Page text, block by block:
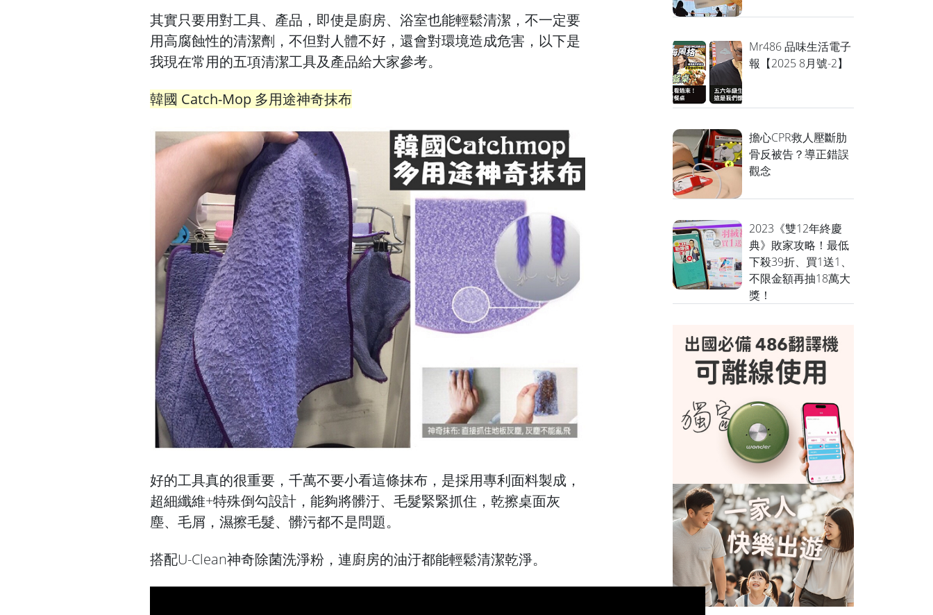
其實只要用對工具、產品，即使是廚房、浴室也能輕鬆清潔，不一定要
用高腐蝕性的清潔劑，不但對人體不好，還會對環境造成危害，以下是
我現在常用的五項清潔工具及產品給大家參考。
韓國 Catch-Mop 多用途神奇抹布
好的工具真的很重要，千萬不要小看這條抹布，是採用專利面料製成，
超細纖維+特殊倒勾設計，能夠將髒汙、毛髮緊緊抓住，乾擦桌面灰
塵、毛屑，濕擦毛髮、髒污都不是問題。
搭配U-Clean神奇除菌洗淨粉，連廚房的油汙都能輕鬆清潔乾淨。
Mr486 品味生活電子
報【2025 8月號-2】
擔心CPR救人壓斷肋
骨反被告？導正錯誤
觀念
2023《雙12年終慶
典》敗家攻略！最低
下殺39折、買1送1、
不限金額再抽18萬大
獎！